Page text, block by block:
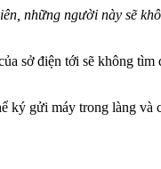
những người này sẽ
sở điện tới sẽ không
ký gửi máy trong làng và